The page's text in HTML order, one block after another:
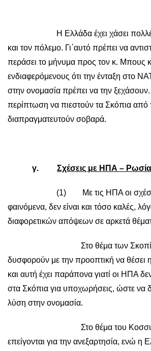
Η Ελλάδα έχει χάσει
και τον πόλεμο. Γι΄αυτό πρέπει να
περάσει το μήνυμα προς τον κ. Μπους
ενδιαφερόμενους ότι την ένταξη στο
στην ονομασία πρέπει να την
περίπτωση να πιεστούν τα Σκόπια από
διαπραγματευτούν σοβαρά.
γ. Σχέσεις με ΗΠΑ – Ρωσία
(1) Με τις ΗΠΑ οι
φαινόμενα, δεν είναι και τόσο καλές,
διαφορετικών απόψεων σε αρκετά
Στο θέμα των Σκοπίων
δυσφορούν με την προοπτική να θέσει
και αυτή έχει παράπονα γιατί οι ΗΠΑ
στα Σκόπια για υποχωρήσεις, ώστε να
λύση στην ονομασία.
Στο θέμα του
επείγονται για την ανεξαρτησία, ενώ η